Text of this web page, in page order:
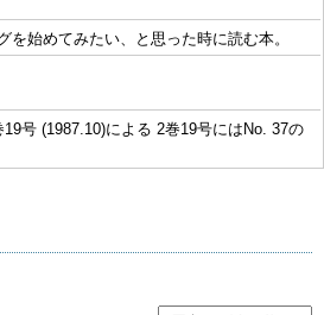
を始めてみたい、と思った時に読む本。
19号 (1987.10)による 2巻19号にはNo. 37の